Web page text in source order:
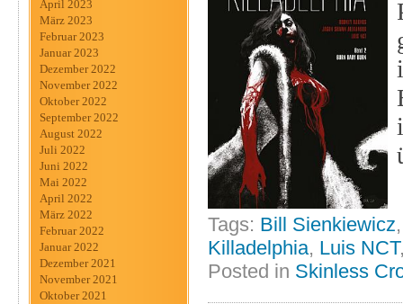
April 2023
März 2023
Februar 2023
Januar 2023
Dezember 2022
November 2022
Oktober 2022
September 2022
August 2022
Juli 2022
Juni 2022
Mai 2022
April 2022
März 2022
Februar 2022
Januar 2022
Dezember 2021
November 2021
Oktober 2021
Tags: Bill Sienkiewicz
Killadelphia, Luis NCT
Posted in Skinless